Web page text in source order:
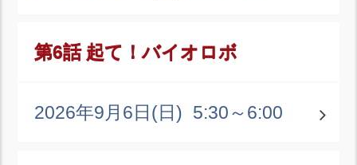
第6話 起て！バイオロボ
2026年9月6日(日) 5:30～6:00